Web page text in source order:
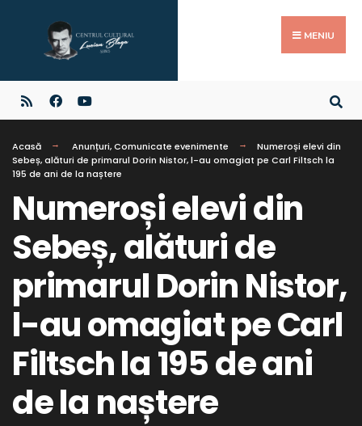
MENIU
Acasă Anunțuri,Comunicate evenimente
Numeroși elevi din
Sebeș, alături de primarul Dorin Nistor, l-au omagiat pe Carl Filtsch la
195 de ani de la naștere
Numeroși elevi din
Sebeș, alături de
primarul Dorin Nistor,
l-au omagiat pe Carl
Filtsch la 195 de ani
de la naștere